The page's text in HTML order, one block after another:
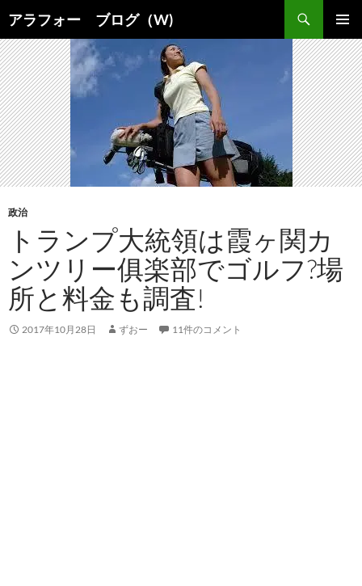
ン
テ
ン
ツ
へ
ス
キ
ッ
プ
アラフォー ブログ（W)
索
メインメ
ニュー
政治
トランプ大統領は霞ヶ関カ
ンツリー俱楽部でゴルフ?場
所と料金も調査!
2017年10月28日 ずおー 11件のコメント